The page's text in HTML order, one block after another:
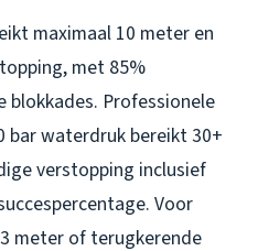
maximaal 10 meter en
met 85%
blokkades. Professionele
bar waterdruk bereikt 30+
verstopping inclusief
Voor
meter of terugkerende